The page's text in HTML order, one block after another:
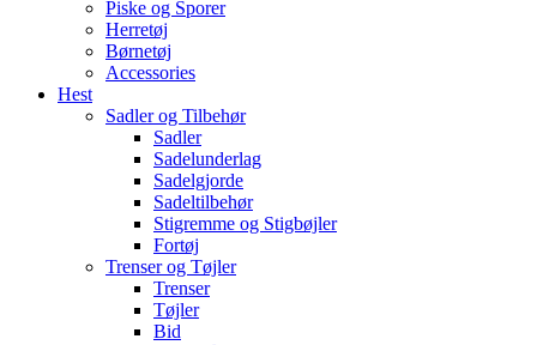
Piske og Sporer
Herretøj
Børnetøj
Accessories
Hest
Sadler og Tilbehør
Sadler
Sadelunderlag
Sadelgjorde
Sadeltilbehør
Stigremme og Stigbøjler
Fortøj
Trenser og Tøjler
Trenser
Tøjler
Bid